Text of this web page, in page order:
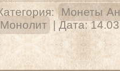
Монеты
Монолит
| Дата: